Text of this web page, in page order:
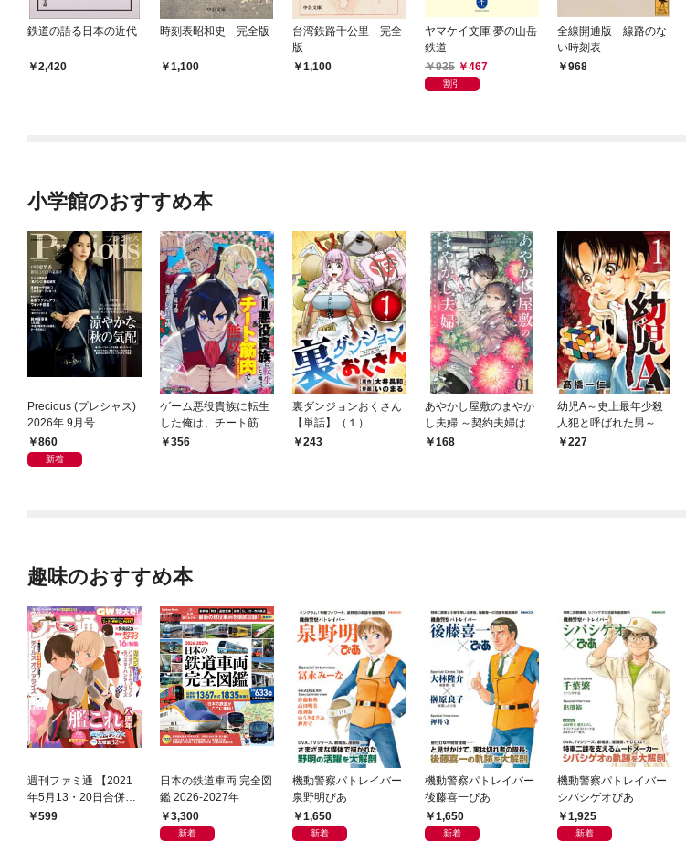
鉄道の語る日本の近代
2,420
時刻表昭和史 完全版
1,100
台湾鉄路千公里 完全
版
1,100
ヤマケイ文庫 夢の山岳
鉄道
935
467
割引
全線開通版 線路のな
い時刻表
968
小学館のおすすめ本
Precious (プレシャス)
2026年 9月号
860
新着
ゲーム悪役貴族に転生
した俺は、チート筋肉
で無双する【単話】
356
裏ダンジョンおくさん
【単話】（１）
243
あやかし屋敷のまやか
し夫婦 ～契約夫婦は鎌
倉で妖怪の集う家を守
168
幼児A～史上最年少殺
人犯と呼ばれた男～
【単話】（１）
227
趣味のおすすめ本
週刊ファミ通 【2021
年5月13・20日合併
号】599
日本の鉄道車両 完全図
鑑 2026-2027年
3,300
新着
機動警察パトレイバー
泉野明ぴあ
1,650
新着
機動警察パトレイバー
後藤喜一ぴあ
1,650
新着
機動警察パトレイバー
シバシゲオぴあ
1,925
新着